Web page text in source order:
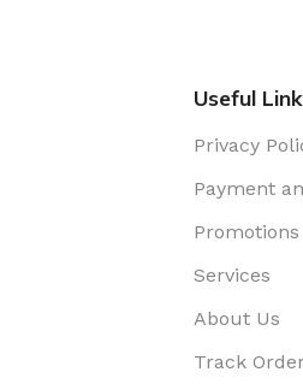
Useful
Privacy
Payment
Promotions
Services
About Us
Track